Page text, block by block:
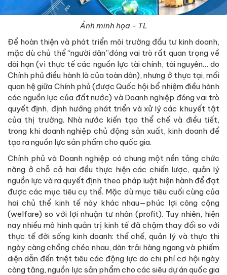
Ảnh minh họa - TL
Để hoàn thiện và phát triển môi trường đầu tư kinh doanh,
mặc dù chủ thể “người dân”đóng vai trò rất quan trọng về
dài hạn (vì thực tế các nguồn lực tài chính, tài nguyên… do
Chính phủ điều hành là của toàn dân), nhưng ở thực tại, mối
quan hệ giữa Chính phủ (được Quốc hội bổ nhiệm điều hành
các nguồn lực của đất nước) và Doanh nghiệp đóng vai trò
quyết định, định hướng phát triển và xử lý các khuyết tật
của thị trường. Nhà nước kiến tạo thể chế và điều tiết,
trong khi doanh nghiệp chủ động sản xuất, kinh doanh để
tạo ra nguồn lực sản phẩm cho quốc gia.
Chính phủ và Doanh nghiệp có chung một nền tảng chức
năng ở chỗ cả hai đều thực hiện các chiến lược, quản lý
nguồn lực và ra quyết định theo pháp luật hiện hành để đạt
được các mục tiêu cụ thể. Mặc dù mục tiêu cuối cùng của
hai chủ thể kinh tế này khác nhau—phúc lợi công cộng
(welfare) so với lợi nhuận tư nhân (profit). Tuy nhiên, hiện
nay nhiều mô hình quản trị kinh tế đã chậm thay đổi so với
thực tế đời sống kinh doanh: thể chế, quản lý và thực thi
ngày càng chồng chéo nhau, dàn trải hàng ngang và phiếm
diện dẫn đến triệt tiêu các động lực do chi phí cơ hội ngày
càng tăng, nguồn lực sản phẩm cho các siêu dự án quốc gia